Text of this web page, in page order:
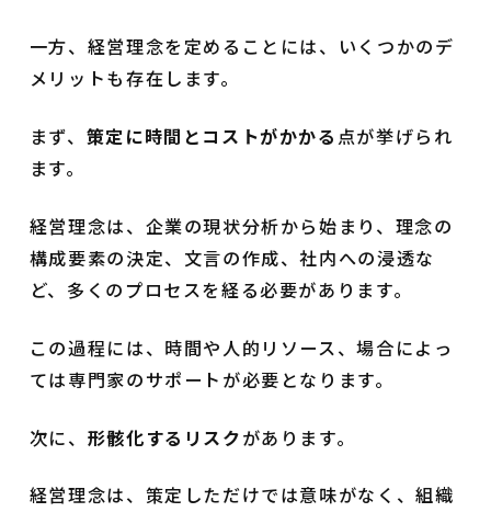
一方、経営理念を定めることには、いくつかのデ
メリットも存在します。
まず、 策定に時間とコストがかかる 点が挙げられ
ます。
経営理念は、企業の現状分析から始まり、理念の
構成要素の決定、文言の作成、社内への浸透な
ど、多くのプロセスを経る必要があります。
この過程には、時間や人的リソース、場合によっ
ては専門家のサポートが必要となります。
次に、 形骸化するリスクがあります。
経営理念は、策定しただけでは意味がなく、組織